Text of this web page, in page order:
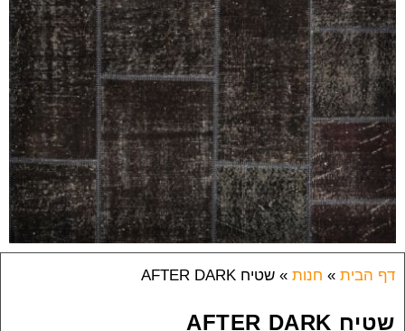
דף הבית » חנות » שטיח AFTER DARK
שטיח AFTER DARK